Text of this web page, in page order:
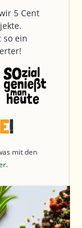
5 Cent
so ein
!
mit den
.